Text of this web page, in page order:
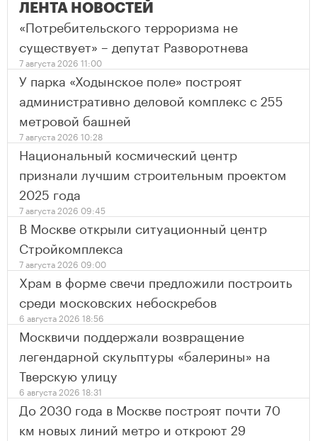
ЛЕНТА НОВОСТЕЙ
«Потребительского терроризма не
существует» – депутат Разворотнева
7 августа 2026 11:00
У парка «Ходынское поле» построят
административно деловой комплекс с 255
метровой башней
7 августа 2026 10:28
Национальный космический центр
признали лучшим строительным проектом
2025 года
7 августа 2026 09:45
В Москве открыли ситуационный центр
Стройкомплекса
7 августа 2026 09:00
Храм в форме свечи предложили построить
среди московских небоскребов
6 августа 2026 18:56
Москвичи поддержали возвращение
легендарной скульптуры «балерины» на
Тверскую улицу
6 августа 2026 18:31
До 2030 года в Москве построят почти 70
км новых линий метро и откроют 29